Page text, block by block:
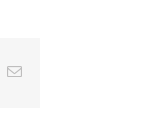
Email